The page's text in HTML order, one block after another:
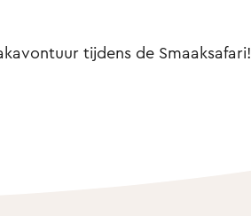
tijdens de Smaaksafari!